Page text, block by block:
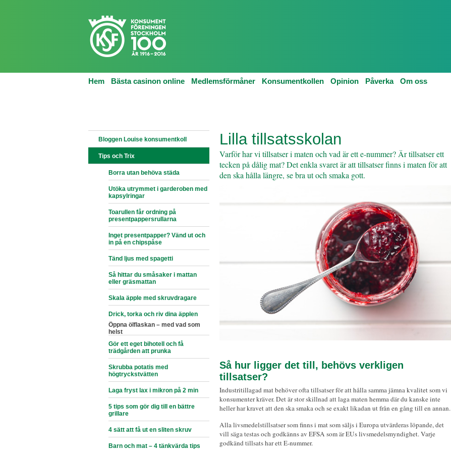
Hem Bästa casinon online Medlemsförmåner Konsumentkollen Opinion Påverka Om oss
Bloggen Louise konsumentkoll
Tips och Trix
Borra utan behöva städa
Utöka utrymmet i garderoben med
kapsylringar
Toarullen får ordning på
presentpappersrullarna
Inget presentpapper? Vänd ut och
in på en chipspåse
Tänd ljus med spagetti
Så hittar du småsaker i mattan
eller gräsmattan
Skala äpple med skruvdragare
Drick, torka och riv dina äpplen
Öppna ölflaskan – med vad som
helst
Gör ett eget bihotell och få
trädgården att prunka
Skrubba potatis med
högtryckstvätten
Laga fryst lax i mikron på 2 min
5 tips som gör dig till en bättre
grillare
4 sätt att få ut en sliten skruv
Barn och mat – 4 tänkvärda tips
Lilla tillsatsskolan
Varför har vi tillsatser i maten och vad är ett e-nummer? Är tillsatser ett
tecken på dålig mat? Det enkla svaret är att tillsatser finns i maten för att
den ska hålla längre, se bra ut och smaka gott.
Så hur ligger det till, behövs verkligen
tillsatser?
Industritillagad mat behöver ofta tillsatser för att hålla samma jämna kvalitet som vi
konsumenter kräver. Det är stor skillnad att laga maten hemma där du kanske inte
heller har kravet att den ska smaka och se exakt likadan ut från en gång till en annan.
Alla livsmedelstillsatser som finns i mat som säljs i Europa utvärderas löpande, det
vill säga testas och godkänns av EFSA som är EUs livsmedelsmyndighet. Varje
godkänd tillsats har ett E-nummer.